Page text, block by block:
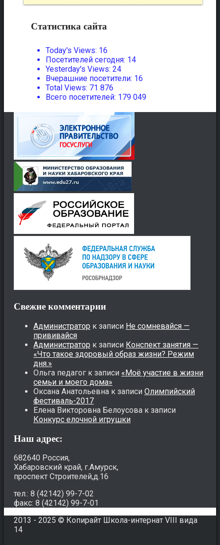
Статистика сайта
Today's Views: 16
Посетителей сегодня: 14
Yesterday's Views: 24
Вчерашние посетители: 16
Total Views: 71 876
Всего посетителей: 179 049
Свежие комментарии
Администратор к записи Не сомневайся —
прививайся
Администратор к записи Конспект занятия —
«Что такое здоровый образ жизни? Режим
дня.»
Ольга педагог к записи «Моё участие в жизни
семьи и моего дома»
Оксана Анатольевна к записи Олимпийский
фестиваль-2017
Елена Викторовна Белоусова к записи
Конкурс елочной игрушки
Наш адрес:
682640 Россия,
Хабаровский край, г.Амурск,
проспект Строителей,д.16
тел.: 8 (42142) 99-7-02
факс: 8 (42142) 99-7-01
2013 - 2025 © Копирайт Школа-интернат VIII вида
14